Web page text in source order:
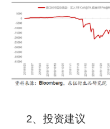
2、投资建议